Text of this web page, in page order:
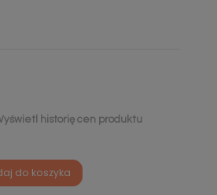
historię cen produktu
do koszyka